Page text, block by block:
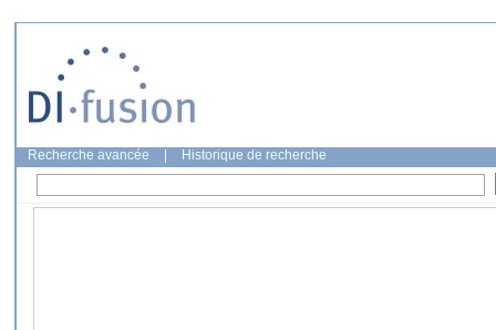
Recherche avancée Historique de recherche